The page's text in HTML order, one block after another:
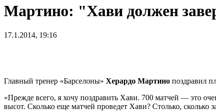
Мартино: "Хави должен
17.1.2014, 19:16
Главный тренер «Барселоны» Херардо Мартино поздравил
«Прежде всего, я хочу поздравить Хави. 700 матчей — это
высот. Сколько еще матчей проведет Хави? Столько, сколько